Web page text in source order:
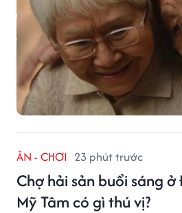
ĂN - CHƠI 23 phút trước
Chợ hải sản buổi sáng
Mỹ Tâm có gì thú vị?